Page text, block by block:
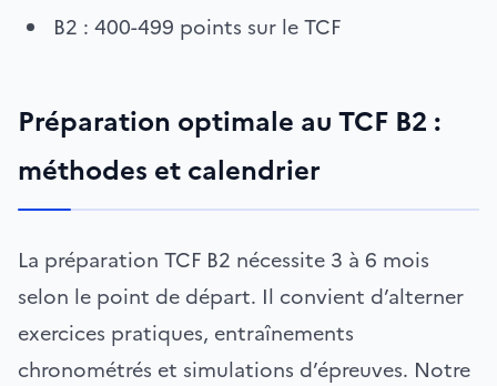
B2 : 400-499 points sur le TCF
Préparation optimale au TCF B2 :
méthodes et calendrier
La préparation TCF B2 nécessite 3 à 6 mois
selon le point de départ. Il convient d’alterner
exercices pratiques, entraînements
chronométrés et simulations d’épreuves. Notre